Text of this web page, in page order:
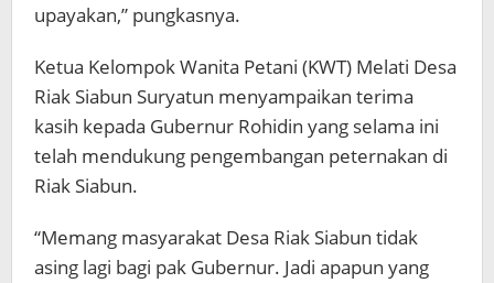
upayakan,” pungkasnya.
Ketua Kelompok Wanita Petani (KWT) Melati Desa
Riak Siabun Suryatun menyampaikan terima
kasih kepada Gubernur Rohidin yang selama ini
telah mendukung pengembangan peternakan di
Riak Siabun.
“Memang masyarakat Desa Riak Siabun tidak
asing lagi bagi pak Gubernur. Jadi apapun yang